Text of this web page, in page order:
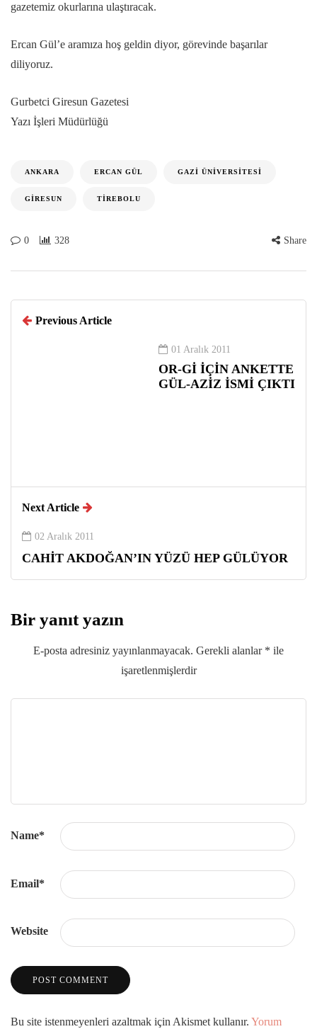
gazetemiz okurlarına ulaştıracak.
Ercan Gül’e aramıza hoş geldin diyor, görevinde başarılar
diliyoruz.
Gurbetci Giresun Gazetesi
Yazı İşleri Müdürlüğü
ANKARA ERCAN GÜL GAZI ÜNIVERSITESI
GIRESUN TIREBOLU
0 328 Share
Previous Article
01 Aralık 2011
OR-Gİ İÇİN ANKETTE
GÜL-AZİZ İSMİ ÇIKTI
Next Article
02 Aralık 2011
CAHİT AKDOĞAN’IN YÜZÜ HEP GÜLÜYOR
Bir yanıt yazın
E-posta adresiniz yayınlanmayacak. Gerekli alanlar * ile
işaretlenmişlerdir
Name*
Email*
Website
Bu site istenmeyenleri azaltmak için Akismet kullanır. Yorum